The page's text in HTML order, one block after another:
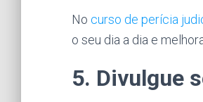
No curso de perícia
o seu dia a dia e
5. Divulgue